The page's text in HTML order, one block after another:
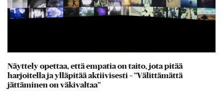
Näyttely opettaa, että empatia on taito, jota pitää
harjoitella ja ylläpitää aktiivisesti – ”Välittämättä
jättäminen on väkivaltaa”